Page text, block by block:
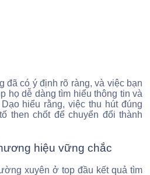
đã có ý định rõ ràng, và việc bạn
họ dễ dàng tìm hiểu thông tin và
hiểu rằng, việc thu hút đúng
then chốt để chuyển đổi thành
hiệu vững chắc
xuyên ở top đầu kết quả tìm